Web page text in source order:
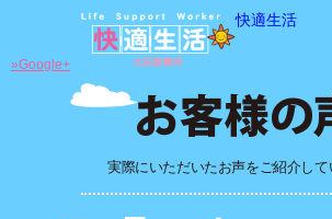
快適生活
実際にいただいたお声をご紹介して
»Google+